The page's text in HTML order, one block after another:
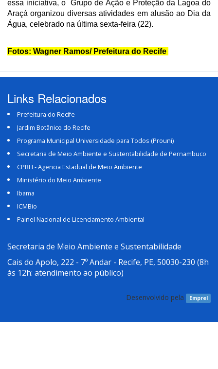
essa iniciativa, o Grupo de Ação e Proteção da Lagoa do
Araçá organizou diversas atividades em alusão ao Dia da
Água, celebrado na última sexta-feira (22).
Fotos: Wagner Ramos/ Prefeitura do Recife
Links Relacionados
Prefeitura do Recife
Jardim Botânico do Recife
Programa Municipal Universidade para Todos (Prouni)
Secretaria de Meio Ambiente e Sustentabilidade de Pernambuco
CPRH - Agencia Estadual de Meio Ambiente
Ministério do Meio Ambiente
Ibama
ICMBio
Painel Nacional de Licenciamento Ambiental
Secretaria de Meio Ambiente e Sustentabilidade
Cais do Apolo, 222 - 7º Andar - Recife, PE, 50030-230 (8h
às 12h: atendimento ao público)
Desenvolvido pela Emprel